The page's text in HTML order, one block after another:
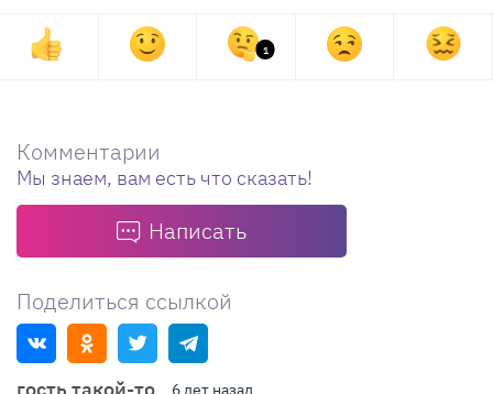
1
Комментарии
Мы знаем, вам есть что сказать!
Написать
Поделиться ссылкой
гость такой-то 6 лет назад